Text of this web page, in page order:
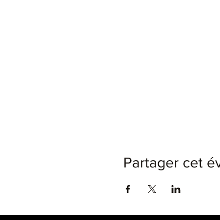
Partager cet